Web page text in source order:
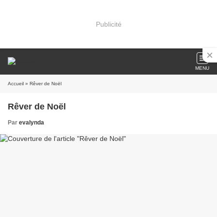
Publicité
MENU
Accueil » Rêver de Noël
Rêver de Noël
Par evalynda